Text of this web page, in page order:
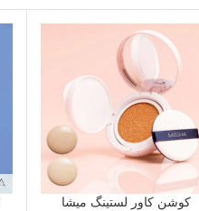
کوشن کاور لستینگ میشا